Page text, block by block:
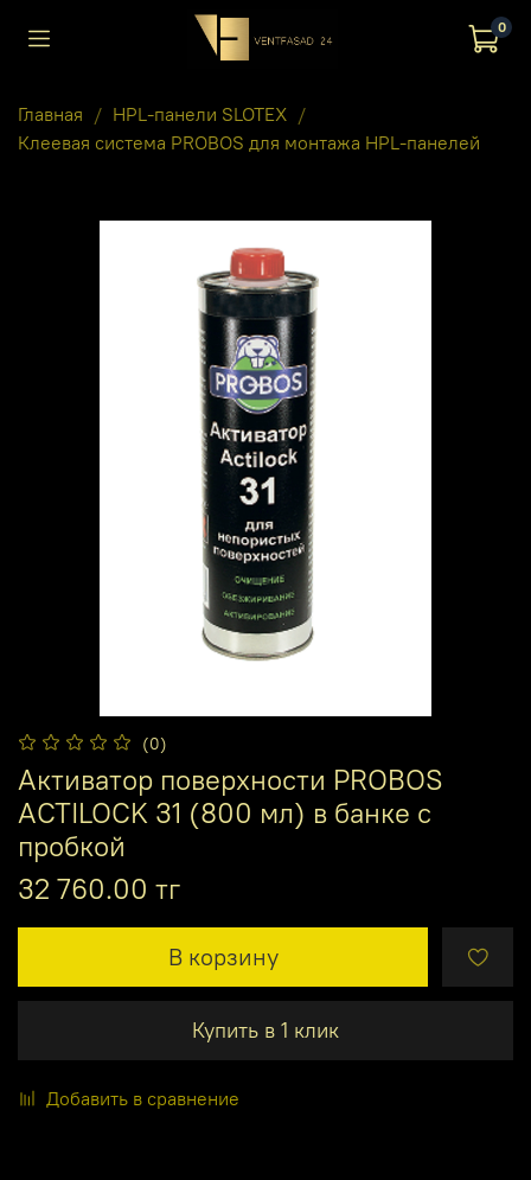
0
Главная
HPL-панели SLOTEX
Клеевая система PROBOS для монтажа HPL-панелей
(0)
Активатор поверхности PROBOS
ACTILOCK 31 (800 мл) в банке с
пробкой
32 760.00 тг
В корзину
Купить в 1 клик
Добавить в сравнение